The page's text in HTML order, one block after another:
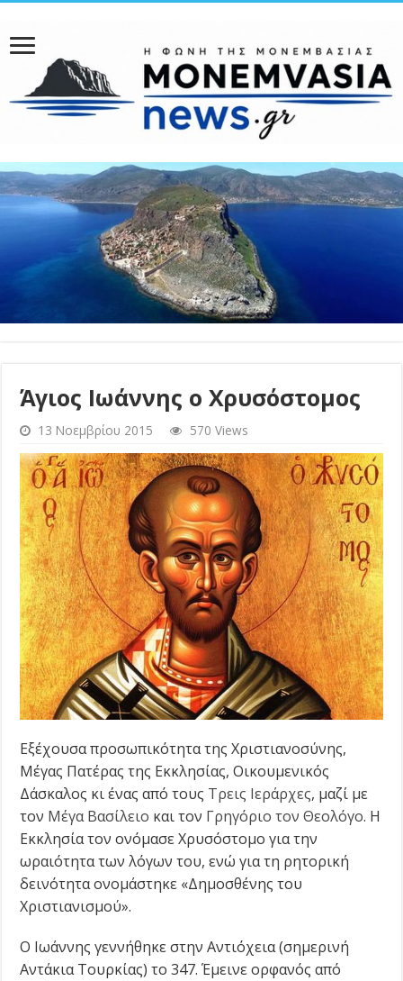
Άγιος Ιωάννης ο Χρυσόστομος
13 Νοεμβρίου 2015 570 Views
Εξέχουσα προσωπικότητα της Χριστιανοσύνης,
Μέγας Πατέρας της Εκκλησίας, Οικουμενικός
Δάσκαλος κι ένας από τους Τρεις Ιεράρχες, μαζί με
τον Μέγα Βασίλειο και τον Γρηγόριο τον Θεολόγο. Η
Εκκλησία τον ονόμασε Χρυσόστομο για την
ωραιότητα των λόγων του, ενώ για τη ρητορική
δεινότητα ονομάστηκε «Δημοσθένης του
Χριστιανισμού».
Ο Ιωάννης γεννήθηκε στην Αντιόχεια (σημερινή
Αντάκια Τουρκίας) το 347. Έμεινε ορφανός από